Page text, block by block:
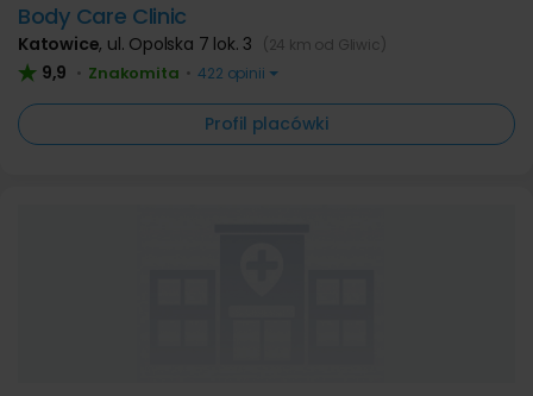
Body Care Clinic
Katowice, ul. Opolska 7 lok. 3 (24 km od Gliwic)
9,9 • Znakomita • 422 opinii
Profil placówki